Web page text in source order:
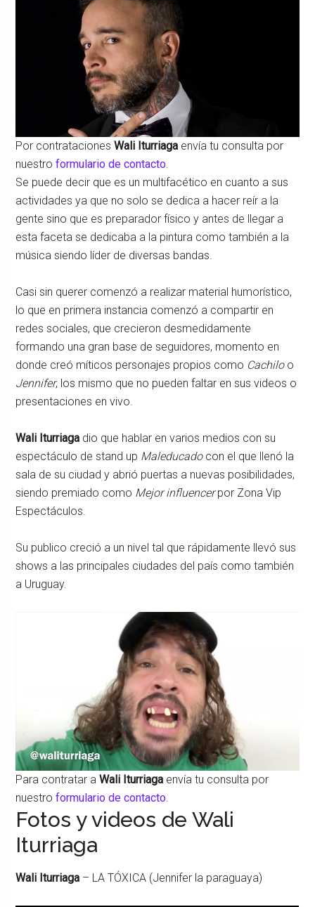
Por contratacionesWali Iturriaga envía tu consulta por
nuestroformulario de contacto
Se puede decir que es un multifacético en cuanto a sus
actividades ya que no solo se dedica a hacer reír a la
gente sino que es preparador físico y antes de llegar a
esta faceta se dedicaba a la pintura como también a la
música siendo líder de diversas bandas.
Casi sin querer comenzó a realizar material humorístico,
lo que en primera instancia comenzó a compartir en
redes sociales, que crecieron desmedidamente
formando una gran base de seguidores, momento en
donde creó míticos personajes propios como Cachiloo
Jennifer, los mismo que no pueden faltar en sus videos o
presentaciones en vivo.
Wali Iturriaga dio que hablar en varios medios con su
espectáculo de stand up Maleducadocon el que llenó la
sala de su ciudad y abrió puertas a nuevas posibilidades,
siendo premiado como Mejor influencerpor Zona Vip
Espectáculos.
Su publico creció a un nivel tal que rápidamente llevó sus
shows a las principales ciudades del país como también
a Uruguay.
Para contratar aWali Iturriaga envía tu consulta por
nuestroformulario de contacto
Fotos y videos de Wali
Iturriaga
Wali Iturriaga – LA TÓXICA (Jennifer la paraguaya)